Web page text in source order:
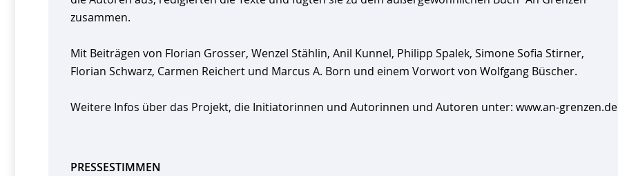
zusammen.
Mit Beiträgen von Florian Grosser, Wenzel Stählin, Anil Kunnel, Philipp Spalek, Simone Sofia Stirner,
Florian Schwarz, Carmen Reichert und Marcus A. Born und einem Vorwort von Wolfgang Büscher.
Weitere Infos über das Projekt, die Initiatorinnen und Autorinnen und Autoren unter: www.an-grenzen.de
PRESSESTIMMEN